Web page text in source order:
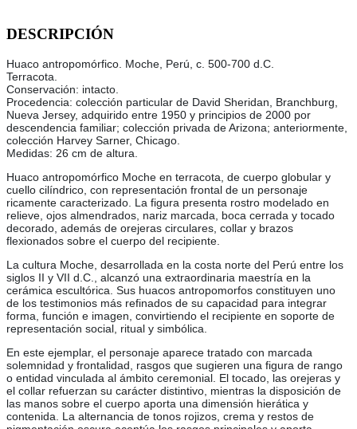
DESCRIPCIÓN
Huaco antropomórfico. Moche, Perú, c. 500-700 d.C.
Terracota.
Conservación: intacto.
Procedencia: colección particular de David Sheridan, Branchburg,
Nueva Jersey, adquirido entre 1950 y principios de 2000 por
descendencia familiar; colección privada de Arizona; anteriormente,
colección Harvey Sarner, Chicago.
Medidas: 26 cm de altura.
Huaco antropomórfico Moche en terracota, de cuerpo globular y
cuello cilíndrico, con representación frontal de un personaje
ricamente caracterizado. La figura presenta rostro modelado en
relieve, ojos almendrados, nariz marcada, boca cerrada y tocado
decorado, además de orejeras circulares, collar y brazos
flexionados sobre el cuerpo del recipiente.
La cultura Moche, desarrollada en la costa norte del Perú entre los
siglos II y VII d.C., alcanzó una extraordinaria maestría en la
cerámica escultórica. Sus huacos antropomorfos constituyen uno
de los testimonios más refinados de su capacidad para integrar
forma, función e imagen, convirtiendo el recipiente en soporte de
representación social, ritual y simbólica.
En este ejemplar, el personaje aparece tratado con marcada
solemnidad y frontalidad, rasgos que sugieren una figura de rango
o entidad vinculada al ámbito ceremonial. El tocado, las orejeras y
el collar refuerzan su carácter distintivo, mientras la disposición de
las manos sobre el cuerpo aporta una dimensión hierática y
contenida. La alternancia de tonos rojizos, crema y restos de